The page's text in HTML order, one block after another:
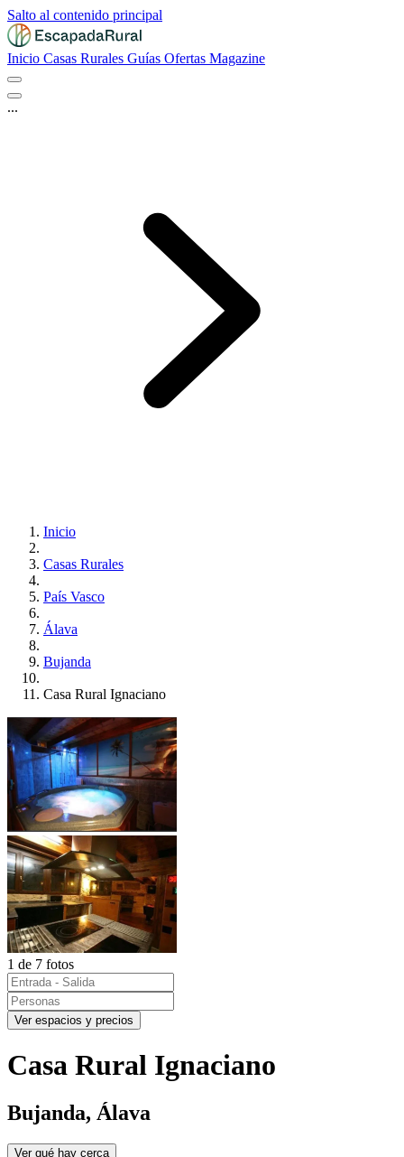
Salto al contenido principal
Inicio Casas Rurales Guías Ofertas Magazine
...
Inicio
Casas Rurales
País Vasco
Álava
Bujanda
Casa Rural Ignaciano
1 de 7 fotos
Ver espacios y precios
Casa Rural Ignaciano
Bujanda, Álava
Ver qué hay cerca